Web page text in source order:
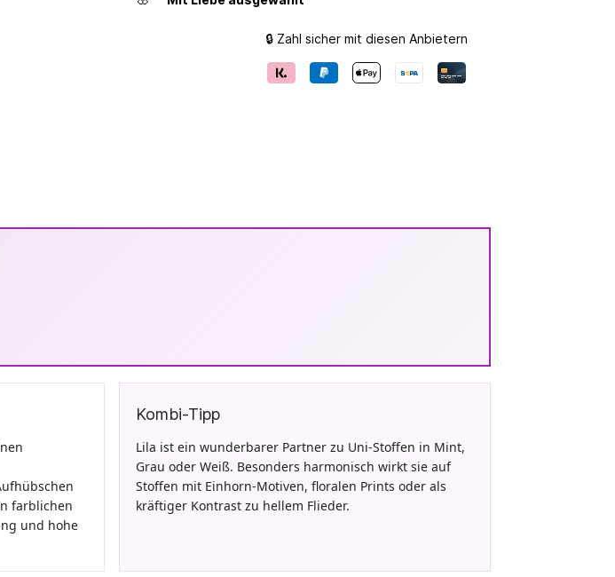
🔒 Zahl sicher mit diesen Anbietern
farblichen
und hohe
Kombi-Tipp
Lila ist ein wunderbarer Partner zu Uni-Stoffen in Mint,
Grau oder Weiß. Besonders harmonisch wirkt sie auf
Stoffen mit Einhorn-Motiven, floralen Prints oder als
kräftiger Kontrast zu hellem Flieder.